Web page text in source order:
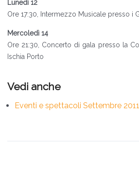
Lunedì 12
Ore 17:30, Intermezzo Musicale presso i
Mercoledì 14
Ore 21:30, Concerto di gala presso la
Ischia Porto
Eventi e spettacoli Settembre 2011